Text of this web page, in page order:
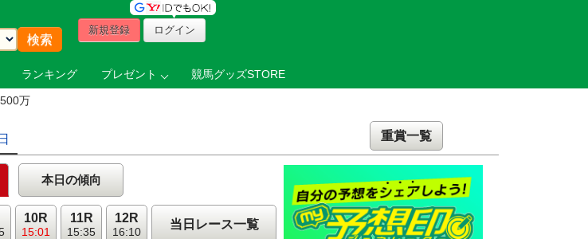
新規登録 ログイン
ランキング プレゼント 競馬グッズSTORE
万
重賞一覧
本日の傾向
10R
15:01
11R
15:35
12R
16:10
当日レース一覧